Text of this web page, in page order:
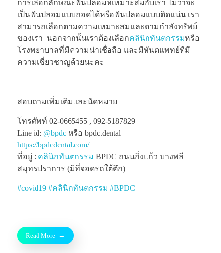
การเลือกลักษณะฟันปลอมที่เหมาะสมกับเรา ไม่ว่าจะ
เป็นฟันปลอมแบบถอดได้หรือฟันปลอมแบบติดแน่น เรา
สามารถเลือกตามความเหมาะสมและตามกำลังทรัพย์
ของเรา นอกจากนั้นเราต้องเลือกคลินิกทันตกรรมหรือ
โรงพยาบาลที่มีความน่าเชื่อถือ และมีทันตแพทย์ที่มี
ความเชี่ยวชาญด้วยนะคะ
สอบถามเพิ่มเติมและนัดหมาย
โทรศัพท์ 02-0665455 , 092-5187829
Line id: @bpdc หรือ bpdc.dental
https://bpdcdental.com/
ที่อยู่ : คลินิกทันตกรรม BPDC ถนนกิ่งแก้ว บางพลี
สมุทรปราการ (มีที่จอดรถใต้ตึก)
#covid19 #คลินิกทันตกรรม #BPDC
Read More